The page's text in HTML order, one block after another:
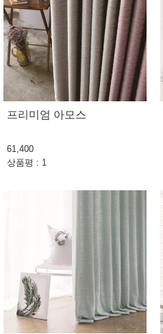
프리미엄 아모스
61,400
상품평 : 1